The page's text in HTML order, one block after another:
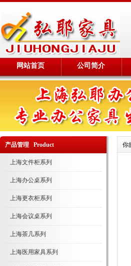
网站首页 公司简介
产品管理 Product
上海文件柜系列
上海办公桌系列
上海更衣柜系列
上海会议桌系列
上海茶几系列
上海医用家具系列
你